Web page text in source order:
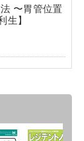
〜胃管位置
】